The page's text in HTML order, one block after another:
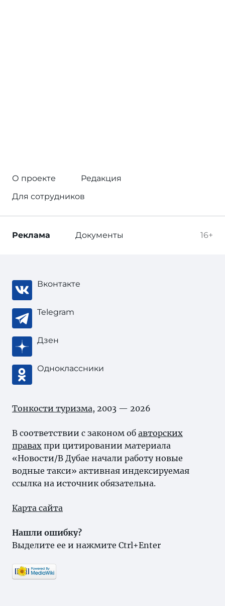
О проекте
Редакция
Для сотрудников
16+
Реклама Документы
Вконтакте
Telegram
Дзен
Одноклассники
Тонкости туризма, 2003 — 2026
В соответствии с законом об авторских
правах при цитировании материала
«Новости/В Дубае начали работу новые
водные такси» активная индексируемая
ссылка на источник обязательна.
Карта сайта
Нашли ошибку?
Выделите ее и нажмите Ctrl+Enter